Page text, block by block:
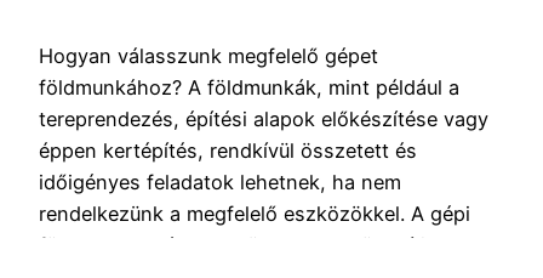
Hogyan válasszunk megfelelő gépet
földmunkához? A földmunkák, mint például a
tereprendezés, építési alapok előkészítése vagy
éppen kertépítés, rendkívül összetett és
időigényes feladatok lehetnek, ha nem
rendelkezünk a megfelelő eszközökkel. A gépi
földmunka számos területen megkönnyíti a